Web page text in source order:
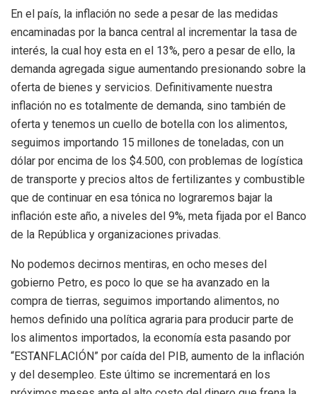
En el país, la inflación no sede a pesar de las medidas
encaminadas por la banca central al incrementar la tasa de
interés, la cual hoy esta en el 13%, pero a pesar de ello, la
demanda agregada sigue aumentando presionando sobre la
oferta de bienes y servicios. Definitivamente nuestra
inflación no es totalmente de demanda, sino también de
oferta y tenemos un cuello de botella con los alimentos,
seguimos importando 15 millones de toneladas, con un
dólar por encima de los $4.500, con problemas de logística
de transporte y precios altos de fertilizantes y combustible
que de continuar en esa tónica no lograremos bajar la
inflación este año, a niveles del 9%, meta fijada por el Banco
de la República y organizaciones privadas.
No podemos decirnos mentiras, en ocho meses del
gobierno Petro, es poco lo que se ha avanzado en la
compra de tierras, seguimos importando alimentos, no
hemos definido una política agraria para producir parte de
los alimentos importados, la economía esta pasando por
“ESTANFLACIÓN” por caída del PIB, aumento de la inflación
y del desempleo. Este último se incrementará en los